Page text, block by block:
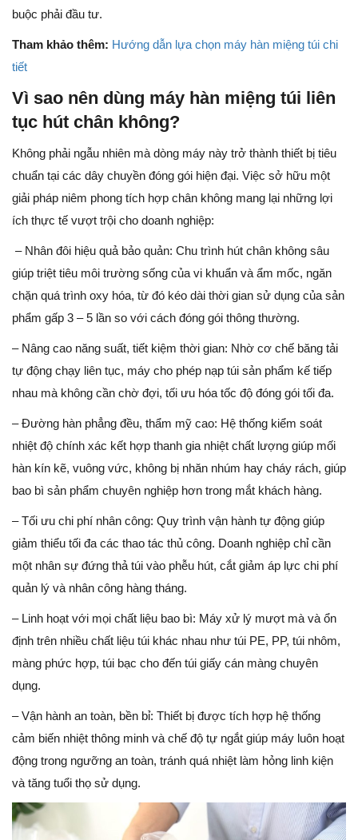
buộc phải đầu tư.
Tham khảo thêm: Hướng dẫn lựa chọn máy hàn miệng túi chi
tiết
Vì sao nên dùng máy hàn miệng túi liên
tục hút chân không?
Không phải ngẫu nhiên mà dòng máy này trở thành thiết bị tiêu
chuẩn tại các dây chuyền đóng gói hiện đại. Việc sở hữu một
giải pháp niêm phong tích hợp chân không mang lại những lợi
ích thực tế vượt trội cho doanh nghiệp:
– Nhân đôi hiệu quả bảo quản: Chu trình hút chân không sâu
giúp triệt tiêu môi trường sống của vi khuẩn và ẩm mốc, ngăn
chặn quá trình oxy hóa, từ đó kéo dài thời gian sử dụng của sản
phẩm gấp 3 – 5 lần so với cách đóng gói thông thường.
– Nâng cao năng suất, tiết kiệm thời gian: Nhờ cơ chế băng tải
tự động chạy liên tục, máy cho phép nạp túi sản phẩm kế tiếp
nhau mà không cần chờ đợi, tối ưu hóa tốc độ đóng gói tối đa.
– Đường hàn phẳng đều, thẩm mỹ cao: Hệ thống kiểm soát
nhiệt độ chính xác kết hợp thanh gia nhiệt chất lượng giúp mối
hàn kín kẽ, vuông vức, không bị nhăn nhúm hay cháy rách, giúp
bao bì sản phẩm chuyên nghiệp hơn trong mắt khách hàng.
– Tối ưu chi phí nhân công: Quy trình vận hành tự động giúp
giảm thiểu tối đa các thao tác thủ công. Doanh nghiệp chỉ cần
một nhân sự đứng thả túi vào phễu hút, cắt giảm áp lực chi phí
quản lý và nhân công hàng tháng.
– Linh hoạt với mọi chất liệu bao bì: Máy xử lý mượt mà và ổn
định trên nhiều chất liệu túi khác nhau như túi PE, PP, túi nhôm,
màng phức hợp, túi bạc cho đến túi giấy cán màng chuyên
dụng.
– Vận hành an toàn, bền bỉ: Thiết bị được tích hợp hệ thống
cảm biến nhiệt thông minh và chế độ tự ngắt giúp máy luôn hoạt
động trong ngưỡng an toàn, tránh quá nhiệt làm hỏng linh kiện
và tăng tuổi thọ sử dụng.